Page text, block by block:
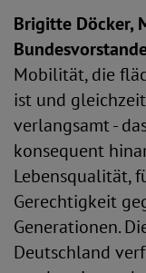
Brigitte Döcker,
Mobilität, die
ist und
verlangsamt -
konsequent
Lebensqualität,
Gerechtigkeit
Generationen.
Deutschland